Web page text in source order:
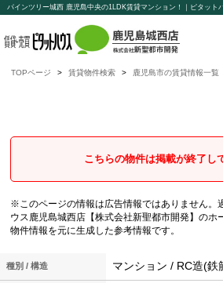
TOPページ 賃貸物件検索 鹿児島市の賃貸情報一覧
こちらの物件は掲載が終了し
※このページの情報は広告情報ではありません。
ウス鹿児島城西店【株式会社新聖都市開発】のホ
物件情報を元に生成した参考情報です。
種別 / 構造 マンション / RC造(鉄